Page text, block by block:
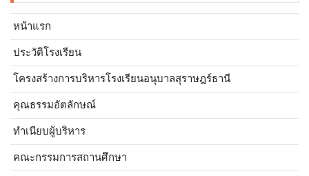
หน้าแรก
ประวัติโรงเรียน
โครงสร้างการบริหารโรงเรียนอนุบาลสุราษฎร์ธานี
คุณธรรมอัตลักษณ์
ทำเนียบผู้บริหาร
คณะกรรมการสถานศึกษา